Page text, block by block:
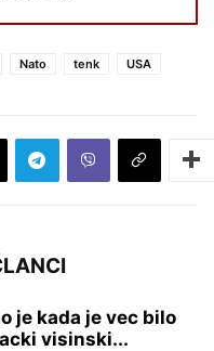
Nato tenk USA
je kada je vec bilo
visinski...